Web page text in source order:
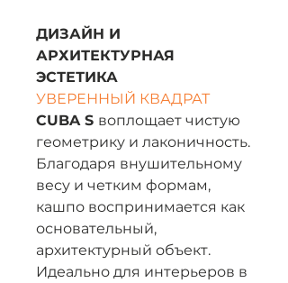
ДИЗАЙН И
АРХИТЕКТУРНАЯ
ЭСТЕТИКА
УВЕРЕННЫЙ КВАДРАТ
CUBA S воплощает чистую
геометрику и лаконичность.
Благодаря внушительному
весу и четким формам,
кашпо воспринимается как
основательный,
архитектурный объект.
Идеально для интерьеров в